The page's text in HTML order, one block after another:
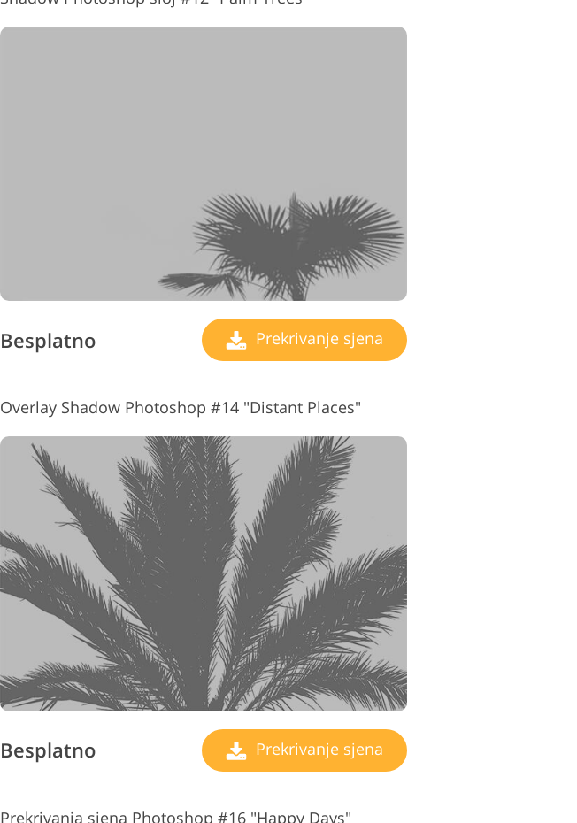
Besplatno Prekrivanje sjena
Overlay Shadow Photoshop #14 "Distant Places"
Besplatno Prekrivanje sjena
Prekrivanja sjena Photoshop #16 "Happy Days"